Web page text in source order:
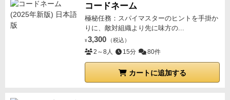
コードネーム
極秘任務：スパイマスターのヒントを手掛か
りに、敵対組織より先に味方の...
¥ 3,300 （税込）
2～8人 15分 80件
カートに追加する